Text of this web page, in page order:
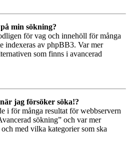
min sökning?
för vag och innehöll för många
indexeras av phpBB3. Var mer
som finns i avancerad
jag försöker söka!?
i för många resultat för webbservern
sökning” och var mer
med vilka kategorier som ska